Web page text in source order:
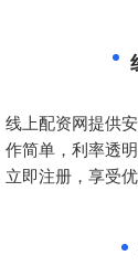
线上配资网提供
作简单，利率透
立即注册，享受优